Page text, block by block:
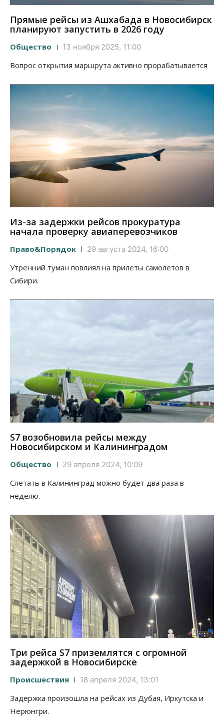
Прямые рейсы из Ашхабада в Новосибирск
планируют запустить в 2026 году
Общество 13 ноября 2025, 11:00
Вопрос открытия маршрута активно прорабатывается
Из-за задержки рейсов прокуратура
начала проверку авиаперевозчиков
Право&Порядок 29 августа 2024, 16:00
Утренний туман повлиял на прилеты самолетов в
Сибири.
S7 возобновила рейсы между
Новосибирском и Калининградом
Общество 29 апреля 2024, 10:09
Слетать в Калининград можно будет два раза в
неделю.
Три рейса S7 приземлятся с огромной
задержкой в Новосибирске
Происшествия 18 апреля 2024, 13:01
Задержка произошла на рейсах из Дубая, Иркутска и
Нерюнгри.